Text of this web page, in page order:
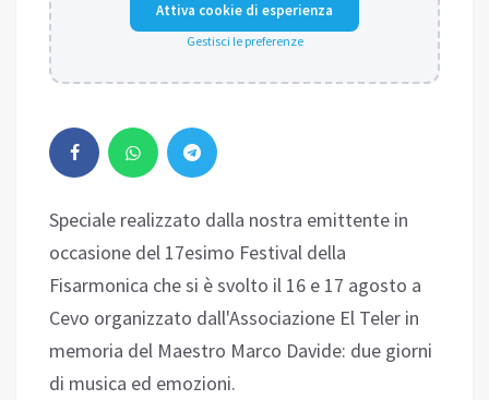
Attiva cookie di esperienza
Gestisci le preferenze
Speciale realizzato dalla nostra emittente in
occasione del 17esimo Festival della
Fisarmonica che si è svolto il 16 e 17 agosto a
Cevo organizzato dall'Associazione El Teler in
memoria del Maestro Marco Davide: due giorni
di musica ed emozioni.